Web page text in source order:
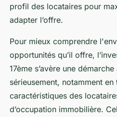
profil des locataires pour
adapter l’offre.
Pour mieux comprendre
opportunités qu’il offre,
17ème s’avère une
sérieusement, notamment
caractéristiques des
d’occupation immobilière.